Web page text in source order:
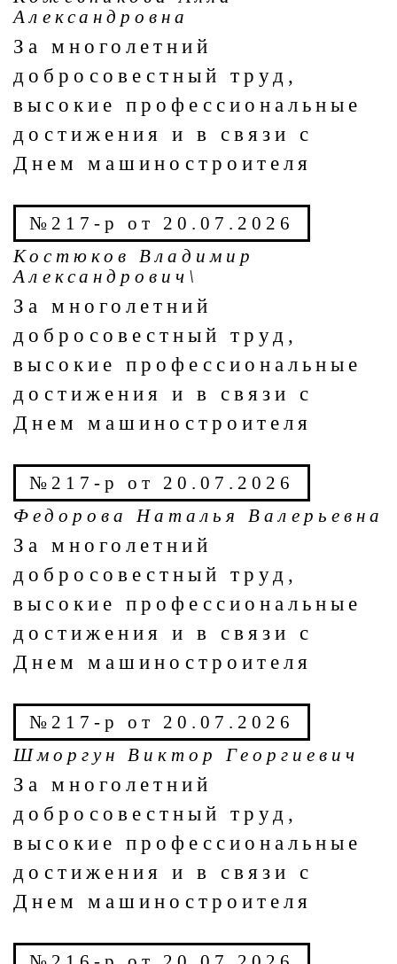
Александровна
За многолетний
добросовестный труд,
высокие профессиональные
достижения и в связи с
Днем машиностроителя
№217-р от 20.07.2026
Костюков Владимир
Александрович\
За многолетний
добросовестный труд,
высокие профессиональные
достижения и в связи с
Днем машиностроителя
№217-р от 20.07.2026
Федорова Наталья Валерьевна
За многолетний
добросовестный труд,
высокие профессиональные
достижения и в связи с
Днем машиностроителя
№217-р от 20.07.2026
Шморгун Виктор Георгиевич
За многолетний
добросовестный труд,
высокие профессиональные
достижения и в связи с
Днем машиностроителя